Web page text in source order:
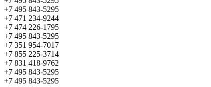
+7 495 843-5295
+7 471 234-9244
+7 474 226-1795
+7 495 843-5295
+7 351 954-7017
+7 855 225-3714
+7 831 418-9762
+7 495 843-5295
+7 495 843-5295